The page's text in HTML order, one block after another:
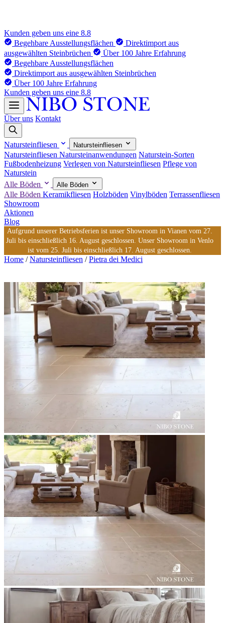
Kunden geben uns eine 8.8
Begehbare Ausstellungsflächen
Direktimport aus
ausgewählten Steinbrüchen
Über 100 Jahre Erfahrung
Begehbare Ausstellungsflächen
Direktimport aus ausgewählten Steinbrüchen
Über 100 Jahre Erfahrung
Kunden geben uns eine 8.8
Über uns Kontakt
Natursteinfliesen Natursteinfliesen
Natursteinfliesen Natursteinanwendungen Naturstein-Sorten
Fußbodenheizung Verlegen von Natursteinfliesen Pflege von
Naturstein
Alle Böden
Alle Böden
Alle Böden Keramikfliesen Holzböden Vinylböden Terrassenfliesen
Showroom
Aktionen
Blog
Aufgrund unserer Betriebsferien ist unser Showroom in Vianen vom 27.
Juli bis einschließlich 16. August geschlossen. Unser Showroom in Venlo
ist vom 25. Juli bis einschließlich 17. August geschlossen.
Home /Natursteinfliesen /Pietra dei Medici